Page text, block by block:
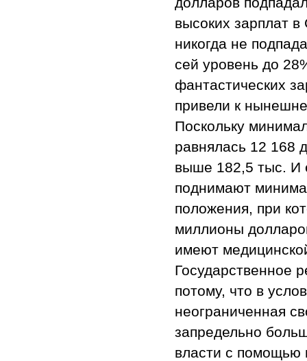
высоких зарплат
никогда не
сей уровень до
фантастических
привели к
Поскольку
равнялась 12 168
выше 182,5 тыс. И
поднимают
положения, при
миллионы
имеют
Государственное
потому, что в
неограниченная
запредельно
власти с помощью